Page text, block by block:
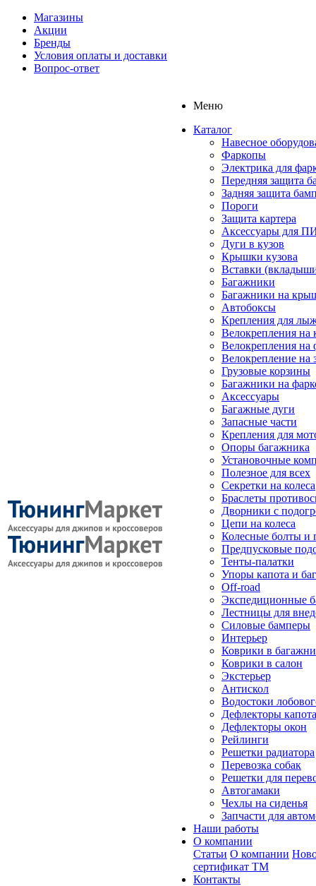
Магазины
Акции
Бренды
Условия оплаты и доставки
Вопрос-ответ
Меню
Каталог
Навесное
Фаркопы
Электрика для
Передняя защита
Задняя защита
Пороги
Защита картера
Аксессуары для
Дуги в кузов
Крышки кузова
Вставки
Багажники
Багажники на
Автобоксы
Крепления для
Велокрепления
Велокрепления на
Велокрепление на
Грузовые корзины
Багажники на
Аксессуары
Багажные дуги
Запасные части
Крепления для
Опоры багажника
Установочные
Полезное для всех
Секретки на колеса
Браслеты
Дворники с
Цепи на колеса
Колесные болты и
Предпусковые
Тенты-палатки
Упоры капота и
Off-road
Экспедиционные
Лестницы для
Силовые бамперы
Интерьер
Коврики в
Коврики в салон
Экстерьер
Антискол
Водостоки
Дефлекторы капота
Дефлекторы окон
Рейлинги
Решетки радиатора
Перевозка собак
Решетки для
Автогамаки
Чехлы на сиденья
Запчасти для
Наши работы
О компании
Статьи О компании
сертификат ТМ
Контакты